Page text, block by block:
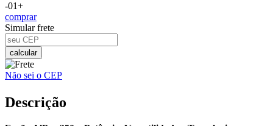
-01+
comprar
Simular frete
calcular
Não sei o CEP
Descrição